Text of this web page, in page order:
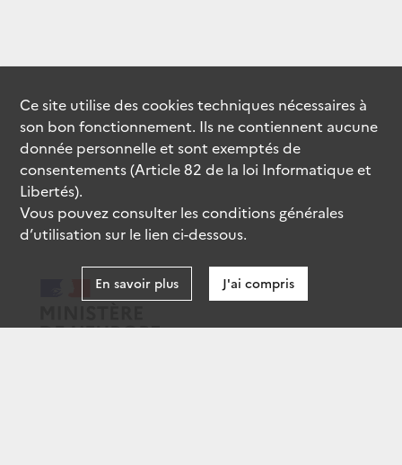
Ce site utilise descookiestechniques nécessaires à
son bon fonctionnement. Ils ne contiennent aucune
donnée personnelle et sont exemptés de
consentements (Article 82 de la loi Informatique et
Libertés).
Vous pouvez consulter les conditions générales
d’utilisation sur le lien ci-dessous.
En savoir plus J'ai compris